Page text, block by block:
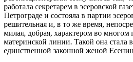
работала секретарем в эсеровской
Петрограде и состояла в партии
решительная и, в то же время,
милая, добрая, характером во
материнской линии. Такой она стала
единственной законной женой